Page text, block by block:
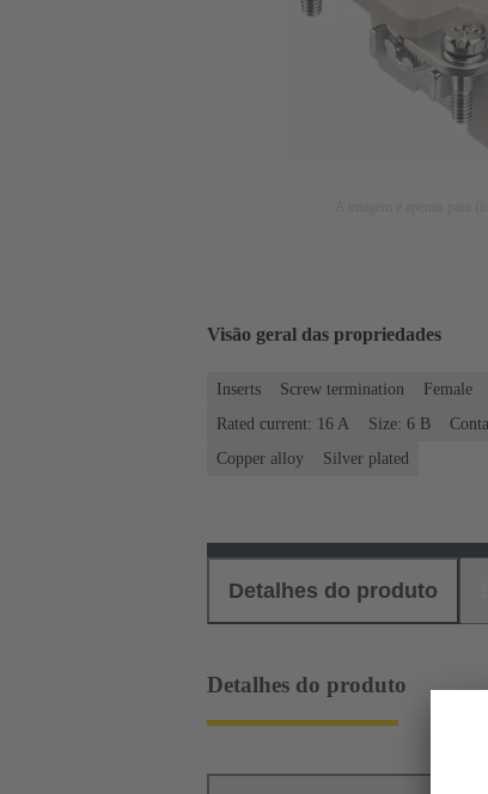
Visão geral das propriedades
Inserts Screw termination Female
Rated current: ‌16 A
Size: 6 B
Copper alloy
Silver plated
Detalhes do produto
Detalhes do produto